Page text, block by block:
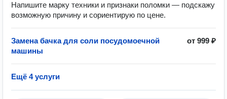
Напишите марку техники и признаки поломки — подскажу
возможную причину и сориентирую по цене.
Замена бачка для соли посудомоечной
машины
от 999 ₽
Ещё 4 услуги